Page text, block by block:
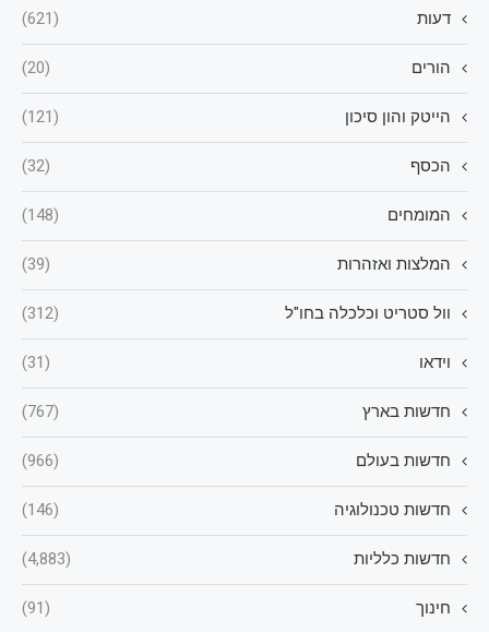
דעות (621)
הורים (20)
הייטק והון סיכון (121)
הכסף (32)
המומחים (148)
המלצות ואזהרות (39)
וול סטריט וכלכלה בחו"ל (312)
וידאו (31)
חדשות בארץ (767)
חדשות בעולם (966)
חדשות טכנולוגיה (146)
חדשות כלליות (4,883)
חינוך (91)